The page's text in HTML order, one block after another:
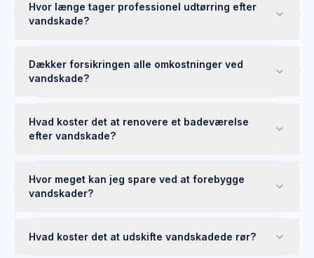
Hvor længe tager professionel udtørring efter
vandskade?
Dækker forsikringen alle omkostninger ved
vandskade?
Hvad koster det at renovere et badeværelse
efter vandskade?
Hvor meget kan jeg spare ved at forebygge
vandskader?
Hvad koster det at udskifte vandskadede rør?